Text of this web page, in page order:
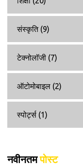
संस्कृति (9)
टेक्नोलॉजी (7)
ऑटोमोबाइल (2)
स्पोर्ट्स (1)
नवीनतमपोस्ट